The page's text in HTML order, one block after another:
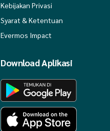
Kebijakan Privasi
Syarat & Ketentuan
Evermos Impact
Download Aplikasi